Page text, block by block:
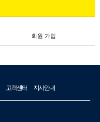
회원 가입
고객센터 지사안내